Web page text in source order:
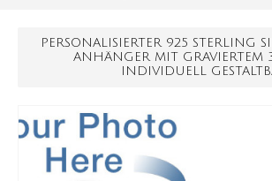
PERSONALISIERTER 925 STERLING
ANHÄNGER MIT GRAVIERTEM
INDIVIDUELL